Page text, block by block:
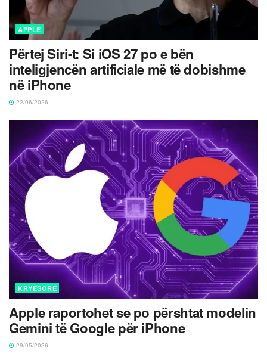
APPLE
Përtej Siri-t: Si iOS 27 po e bën
inteligjencën artificiale më të dobishme
në iPhone
22/06/2026
KRYESORE
Apple raportohet se po përshtat modelin
Gemini të Google për iPhone
29/05/2026